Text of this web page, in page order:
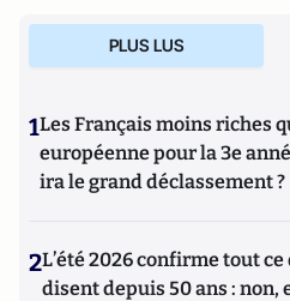
PLUS LUS
1Les Français moins riches
européenne pour la 3e
ira le grand déclassement ?
2L’été 2026 confirme tout
disent depuis 50 ans : non,